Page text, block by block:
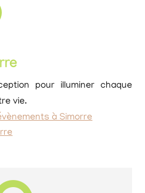
pour illuminer chaque
vie.
à Simorre